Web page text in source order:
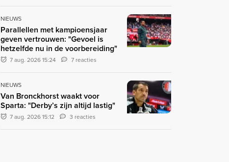
NIEUWS
Parallellen met kampioensjaar
geven vertrouwen: "Gevoel is
hetzelfde nu in de voorbereiding"
7 aug. 2026 15:24 7 reacties
NIEUWS
Van Bronckhorst waakt voor
Sparta: "Derby’s zijn altijd lastig"
7 aug. 2026 15:12 3 reacties